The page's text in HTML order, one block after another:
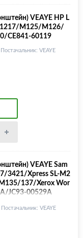
VEAYE HP L
M125/M126/
CE841-60119
Постачальник: VEAYE
VEAYE Sam
3421/Xpress SL-M2
137/Xerox Wor
JC93-00529A
Постачальник: VEAYE